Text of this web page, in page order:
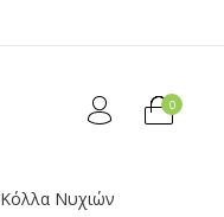
0
Κόλλα Νυχιών